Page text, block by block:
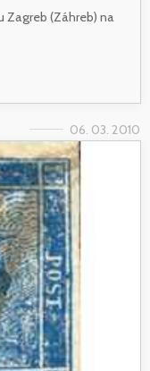
(Záhreb) na
06. 03. 2010